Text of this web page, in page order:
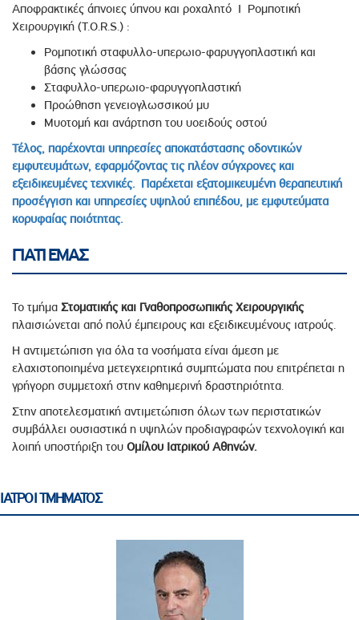
Αποφρακτικές άπνοιες ύπνου και ροχαλητό Ι Ρομποτική
Χειρουργική (T.O.R.S.) :
Ρομποτική σταφυλλο-υπερωιο-φαρυγγοπλαστική και
βάσης γλώσσας
Σταφυλλο-υπερωιο-φαρυγγοπλαστική
Προώθηση γενειογλωσσικού μυ
Μυοτομή και ανάρτηση του υοειδούς οστού
Τέλος, παρέχονται υπηρεσίες αποκατάστασης οδοντικών
εμφυτευμάτων, εφαρμόζοντας τις πλέον σύγχρονες και
εξειδικευμένες τεχνικές. Παρέχεται εξατομικευμένη θεραπευτική
προσέγγιση και υπηρεσίες υψηλού επιπέδου, με εμφυτεύματα
κορυφαίας ποιότητας.
ΓΙΑΤΙ ΕΜΑΣ
Το τμήμα Στοματικής και Γναθοπροσωπικής Χειρουργικής
πλαισιώνεται από πολύ έμπειρους και εξειδικευμένους ιατρούς.
Η αντιμετώπιση για όλα τα νοσήματα είναι άμεση με
ελαχιστοποιημένα μετεγχειρητικά συμπτώματα που επιτρέπεται η
γρήγορη συμμετοχή στην καθημερινή δραστηριότητα.
Στην αποτελεσματική αντιμετώπιση όλων των περιστατικών
συμβάλλει ουσιαστικά η υψηλών προδιαγραφών τεχνολογική και
λοιπή υποστήριξη του Ομίλου Ιατρικού Αθηνών.
ΙΑΤΡΟΙ ΤΜΗΜΑΤΟΣ